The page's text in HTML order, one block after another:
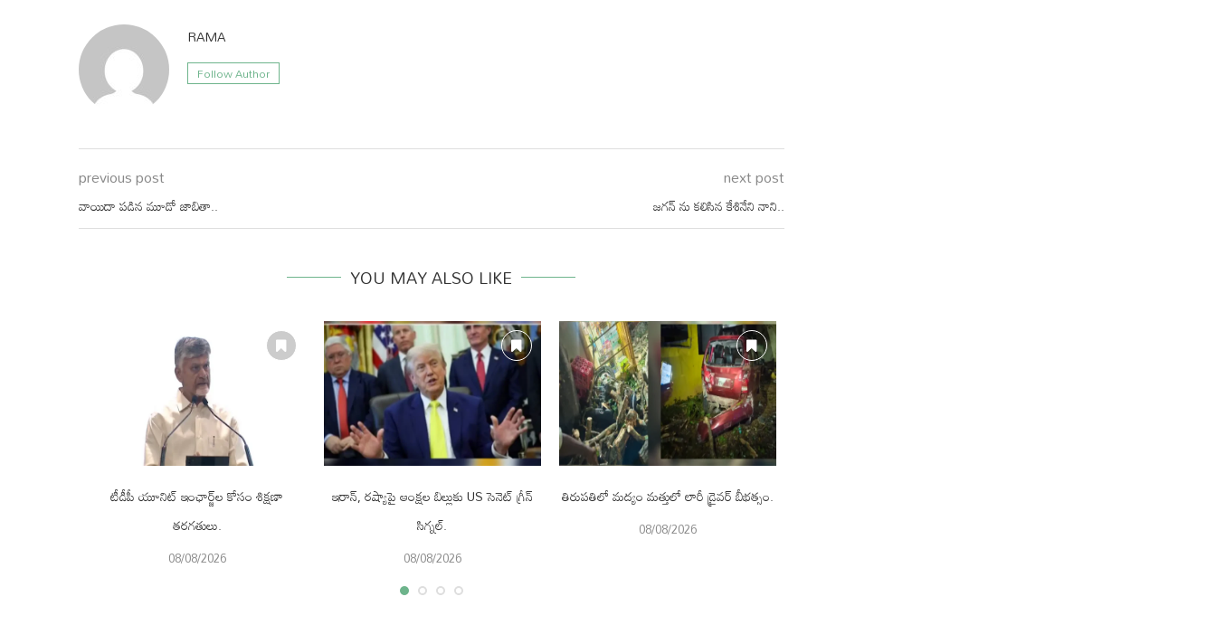
RAMA
Follow Author
previous post
వాయిదా పడిన మూడో జాబితా..
next post
జగన్ ను కలిసిన కేశినేని నాని..
YOU MAY ALSO LIKE
టీడీపీ యూనిట్ ఇంఛార్జ్‌ల కోసం శిక్షణా
తరగతులు.
08/08/2026
ఇరాన్, రష్యాపై ఆంక్షల బిల్లుకు US సెనెట్ గ్రీన్
సిగ్నల్.
08/08/2026
తిరుపతిలో మద్యం మత్తులో లారీ డ్రైవర్ బీభత్సం.
08/08/2026